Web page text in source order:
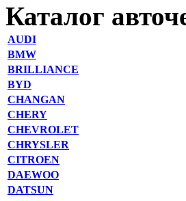
Каталог
AUDI
BMW
BRILLIANCE
BYD
CHANGAN
CHERY
CHEVROLET
CHRYSLER
CITROEN
DAEWOO
DATSUN